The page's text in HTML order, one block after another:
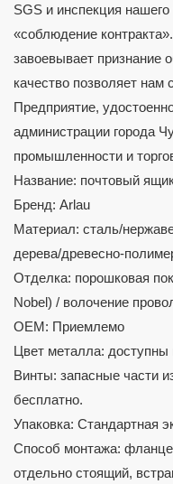
SGS и инспекция
«соблюдение
завоевывает признание
качество позволяет нам
Предприятие,
администрации города
промышленности и
Название: почтовый
Бренд: Arlau
Материал: сталь/
дерева/древесно-
Отделка: порошковая
Nobel) / волочение
OEM: Приемлемо
Цвет металла: доступны
Винты: запасные части
бесплатно.
Упаковка: Стандартная
Способ монтажа:
отдельно стоящий,